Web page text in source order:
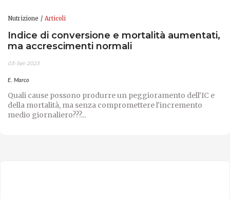
Nutrizione Articoli
Indice di conversione e mortalità aumentati,
ma accrescimenti normali
03-Set-2023
E. Marco
Quali cause possono produrre un peggioramento dell'IC e
della mortalità, ma senza compromettere l'incremento
medio giornaliero???...